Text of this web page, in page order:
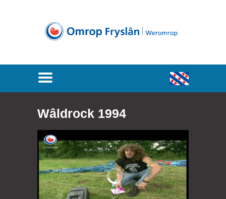
Wâldrock 1994